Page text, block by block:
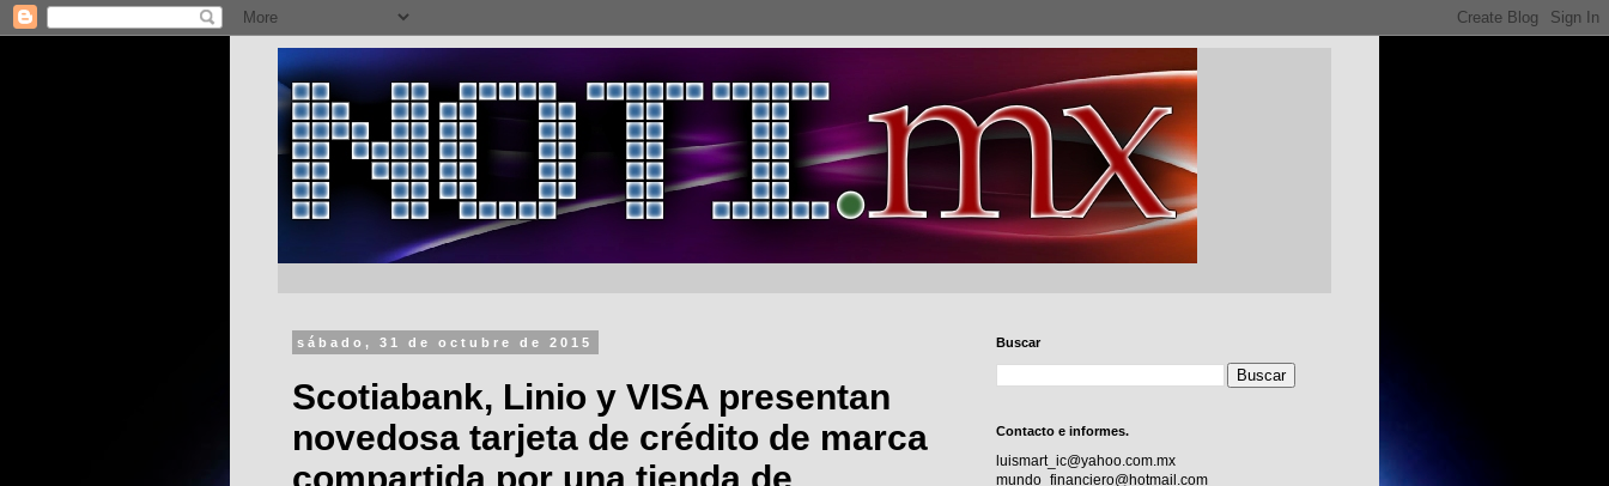
sábado, 31 de octubre de 2015
Scotiabank, Linio y VISA presentan
novedosa tarjeta de crédito de marca
compartida por una tienda de
Buscar
Contacto e informes.
luismart_ic@yahoo.com.mx
mundo_financiero@hotmail.com